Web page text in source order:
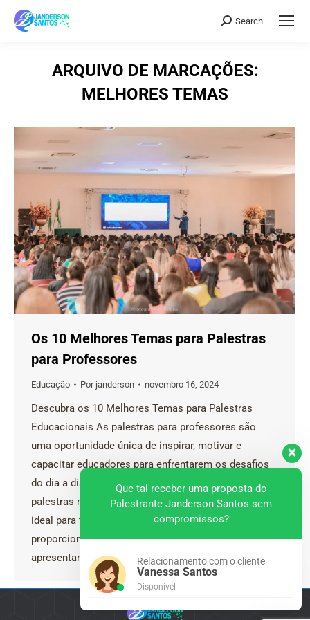
Search:
Search
ARQUIVO DE MARCAÇÕES:
MELHORES TEMAS
Os 10 Melhores Temas para Palestras
para Professores
Educação Por janderson novembro 16, 2024
Descubra os 10 Melhores Temas para Palestras
Educacionais As palestras para professores são
uma oportunidade única de inspirar, motivar e
capacitar educadores para enfrentarem os desafios
do dia a dia. Janderson Santos, especialista em
palestras motivacionais e educacionais, é a escolha
ideal para transformar o ambiente escolar e
proporcionar uma experiência inesquecível. Abaixo,
apresentamos os…
Que tal receber uma proposta do
Palestrante Janderson Santos sem
compromissos?
Relacionamento com o cliente
Vanessa Santos
Disponível